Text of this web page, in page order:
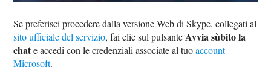
Se preferisci procedere dalla versione Web di Skype, collegati al
sito ufficiale del servizio, fai clic sul pulsante Avvia sùbito la
chate accedi con le credenziali associate al tuoaccount
Microsoft.